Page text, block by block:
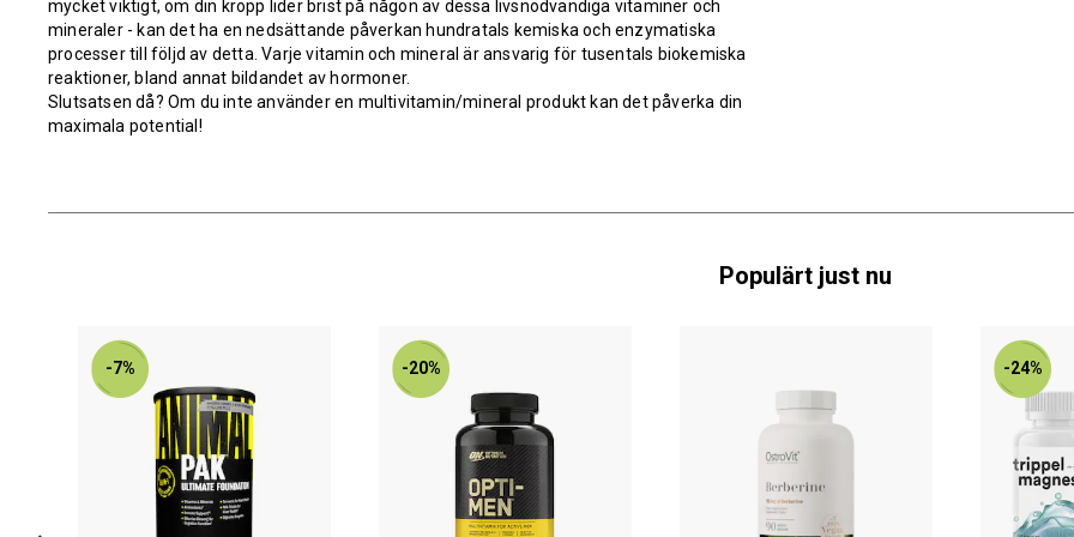
mycket viktigt, om din kropp lider brist på någon av dessa livsnödvändiga vitaminer och
mineraler - kan det ha en nedsättande påverkan hundratals kemiska och enzymatiska
processer till följd av detta. Varje vitamin och mineral är ansvarig för tusentals biokemiska
reaktioner, bland annat bildandet av hormoner.
Slutsatsen då? Om du inte använder en multivitamin/mineral produkt kan det påverka din
maximala potential!
Populärt just nu
-7% -20% -24%